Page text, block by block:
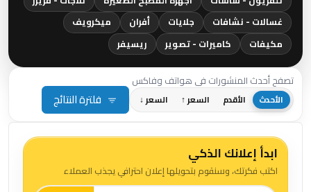
غسالات - نشافات
جلايات أفران
ميكرويف
مكيفات
كاميرات - تصوير ريسيفر
تصفح أحدث المنشورات في هواتف وفاكس
الأحدث الأقدم السعر ↑ السعر ↓ فلترة النتائج
ابدأ إعلانك الذكي
اكتب فكرتك، وسنقوم بتحويلها إعلان احترافي يجذب العملاء